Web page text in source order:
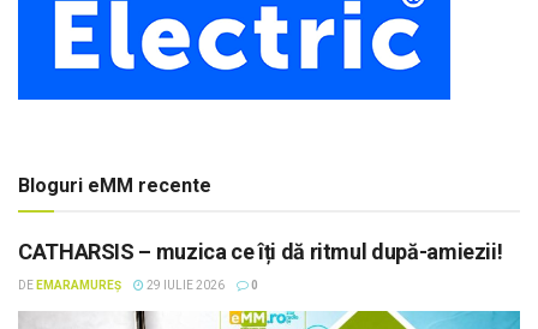
Bloguri eMM recente
CATHARSIS – muzica ce îți dă ritmul după-amiezii!
DE EMARAMUREȘ 29 IULIE 2026 0